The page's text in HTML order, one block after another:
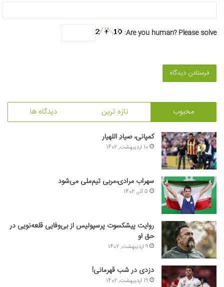
Are you human? Please solve:
محبوب تازه ترین دیدگاه ها
کمپانی، صیادِ اللهیار
10 اردیبهشت, 1402
سهراب مرادی،مربی تیم‌ملی می‌شود
5 آذر, 1402
روایت پیشکسوت پرسپولیس از بی‌وفایی قلعه‌نویی در
حق او
9 اردیبهشت, 1402
دزدی در شب قهرمانی!
19 اردیبهشت, 1402